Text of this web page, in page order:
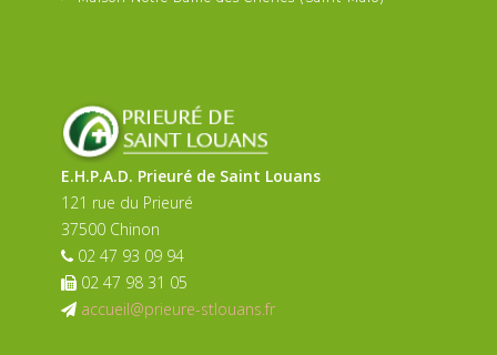
E.H.P.A.D. Prieuré de Saint Louans
121 rue du Prieuré
37500 Chinon
02 47 93 09 94
02 47 98 31 05
accueil@prieure-stlouans.fr